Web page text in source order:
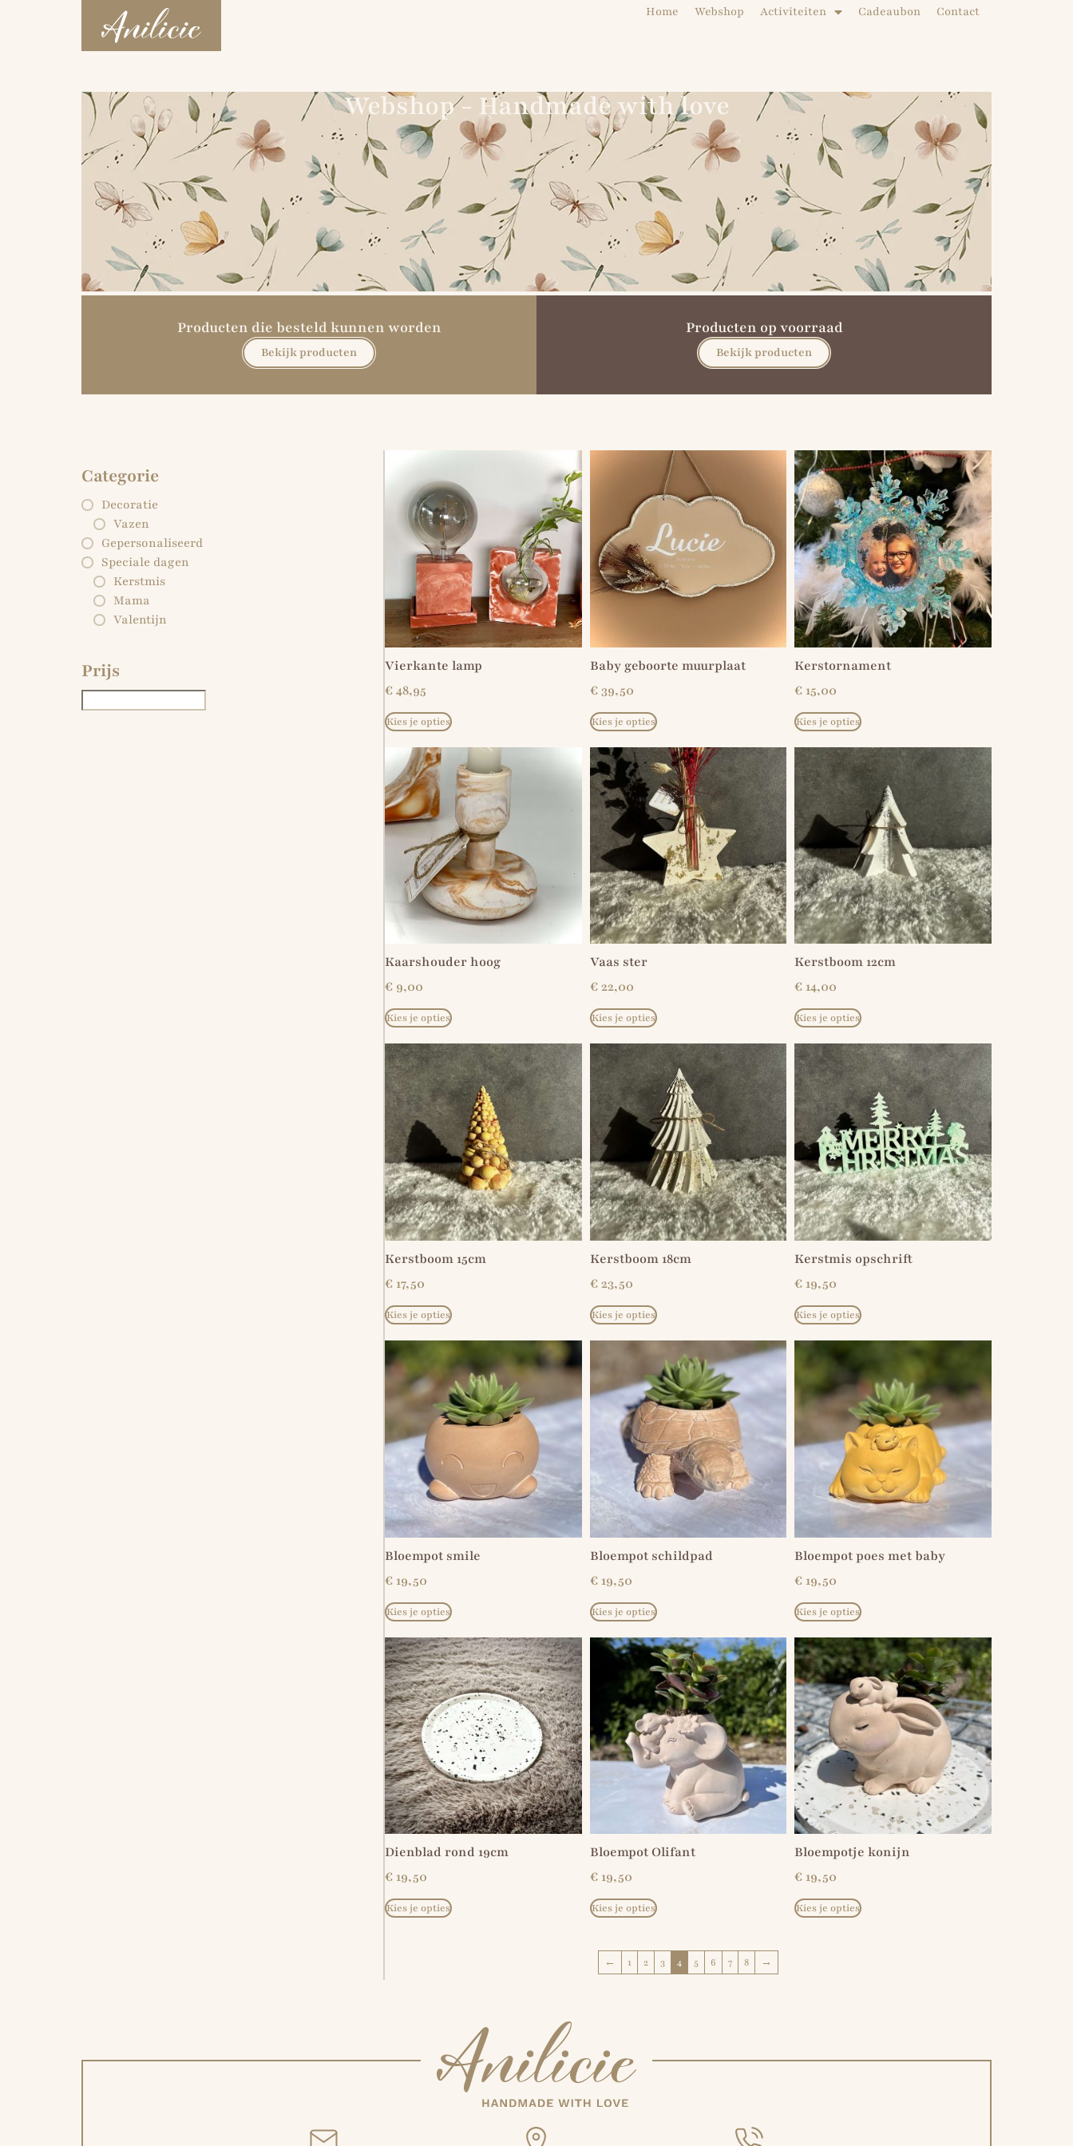
Home Webshop Activiteiten Cadeaubon Contact
Webshop - Handmade with love
Producten die besteld kunnen worden
Bekijk producten
Producten op voorraad
Bekijk producten
Categorie
Decoratie
Vazen
Gepersonaliseerd
Speciale dagen
Kerstmis
Mama
Valentijn
Prijs
Vierkante lamp
€48,95
Kies je opties
Baby geboorte muurplaat
€39,50
Kies je opties
Kerstornament
€ 15,00
Kies je opties
Kaarshouder hoog
€9,00
Kies je opties
Vaas ster
€22,00
Kies je opties
Kerstboom 12cm
€ 14,00
Kies je opties
Kerstboom 15cm
€17,50
Kies je opties
Kerstboom 18cm
€23,50
Kies je opties
Kerstmis opschrift
€ 19,50
Kies je opties
Bloempot smile
€19,50
Kies je opties
Bloempot schildpad
€19,50
Kies je opties
Bloempot poes met baby
€ 19,50
Kies je opties
Dienblad rond 19cm
€19,50
Kies je opties
Bloempot Olifant
€19,50
Kies je opties
Bloempotje konijn
€ 19,50
Kies je opties
← 1 2 3 4 5 6 7 8 →